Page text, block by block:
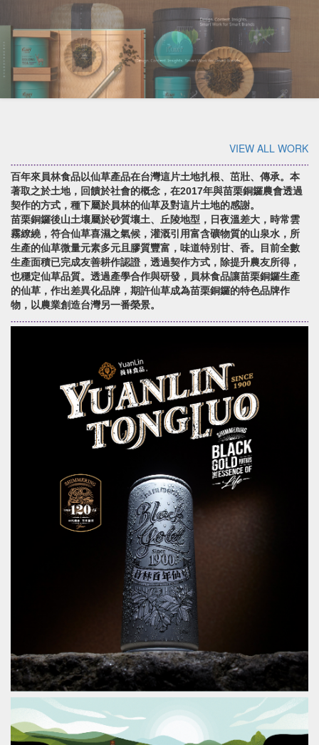
VIEW ALL WORK
百年來員林食品以仙草產品在台灣這片土地扎根、茁壯、傳承。本
著取之於土地，回饋於社會的概念，在2017年與苗栗銅鑼農會透過
契作的方式，種下屬於員林的仙草及對這片土地的感謝。
苗栗銅鑼後山土壤屬於砂質壤土、丘陵地型，日夜溫差大，時常雲
霧繚繞，符合仙草喜濕之氣候，灌溉引用富含礦物質的山泉水，所
生產的仙草微量元素多元且膠質豐富，味道特別甘、香。目前全數
生產面積已完成友善耕作認證，透過契作方式，除提升農友所得，
也穩定仙草品質。透過產學合作與研發，員林食品讓苗栗銅鑼生產
的仙草，作出差異化品牌，期許仙草成為苗栗銅鑼的特色品牌作
物，以農業創造台灣另一番榮景。